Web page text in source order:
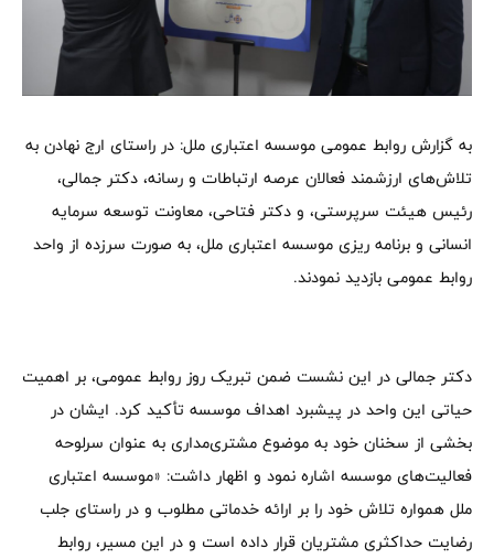
به گزارش روابط عمومی موسسه اعتباری ملل: در راستای ارج نهادن به
تلاش‌های ارزشمند فعالان عرصه ارتباطات و رسانه، دکتر جمالی،
رئیس هیئت سرپرستی، و دکتر فتاحی، معاونت توسعه سرمایه
انسانی و برنامه ریزی موسسه اعتباری ملل، به صورت سرزده از واحد
روابط عمومی بازدید نمودند.
دکتر جمالی در این نشست ضمن تبریک روز روابط عمومی، بر اهمیت
حیاتی این واحد در پیشبرد اهداف موسسه تأکید کرد. ایشان در
بخشی از سخنان خود به موضوع مشتری‌مداری به عنوان سرلوحه
فعالیت‌های موسسه اشاره نمود و اظهار داشت: «موسسه اعتباری
ملل همواره تلاش خود را بر ارائه خدماتی مطلوب و در راستای جلب
رضایت حداکثری مشتریان قرار داده است و در این مسیر، روابط